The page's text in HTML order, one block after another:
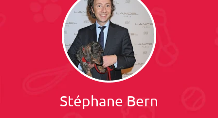
Stéphane Bern